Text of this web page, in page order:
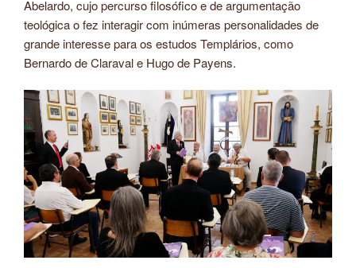
Abelardo, cujo percurso filosófico e de argumentação
teológica o fez interagir com inúmeras personalidades de
grande interesse para os estudos Templários, como
Bernardo de Claraval e Hugo de Payens.